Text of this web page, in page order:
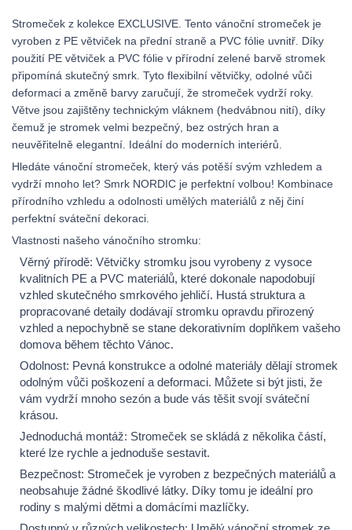
Stromeček z kolekce EXCLUSIVE. Tento vánoční stromeček je
vyroben z PE větviček na přední straně a PVC fólie uvnitř. Díky
použití PE větviček a PVC fólie v přírodní zelené barvě stromek
připomíná skutečný smrk. Tyto flexibilní větvičky, odolné vůči
deformaci a změně barvy zaručují, že stromeček vydrží roky.
Větve jsou zajištěny technickým vláknem (hedvábnou nití), díky
čemuž je stromek velmi bezpečný, bez ostrých hran a
neuvěřitelně elegantní. Ideální do moderních interiérů.
Hledáte vánoční stromeček, který vás potěší svým vzhledem a
vydrží mnoho let? Smrk NORDIC je perfektní volbou! Kombinace
přírodního vzhledu a odolnosti umělých materiálů z něj činí
perfektní sváteční dekoraci.
Vlastnosti našeho vánočního stromku:
Věrný přírodě: Větvičky stromku jsou vyrobeny z vysoce
kvalitních PE a PVC materiálů, které dokonale napodobují
vzhled skutečného smrkového jehličí. Hustá struktura a
propracované detaily dodávají stromku opravdu přirozený
vzhled a nepochybně se stane dekorativním doplňkem vašeho
domova během těchto Vánoc.
Odolnost: Pevná konstrukce a odolné materiály dělají stromek
odolným vůči poškození a deformaci. Můžete si být jisti, že
vám vydrží mnoho sezón a bude vás těšit svojí sváteční
krásou.
Jednoduchá montáž: Stromeček se skládá z několika částí,
které lze rychle a jednoduše sestavit.
Bezpečnost: Stromeček je vyroben z bezpečných materiálů a
neobsahuje žádné škodlivé látky. Díky tomu je ideální pro
rodiny s malými dětmi a domácími mazlíčky.